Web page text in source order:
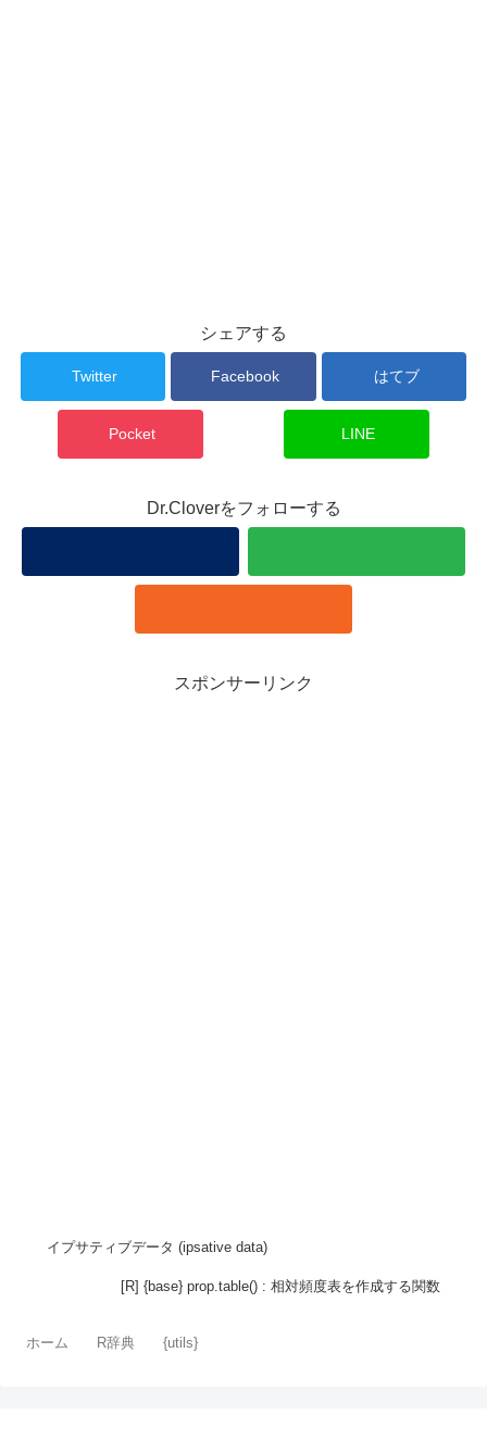
シェアする
Twitter Facebook はてブ
Pocket LINE
Dr.Cloverをフォローする
スポンサーリンク
イプサティブデータ (ipsative data)
[R] {base} prop.table() : 相対頻度表を作成する関数
ホーム R辞典 {utils}